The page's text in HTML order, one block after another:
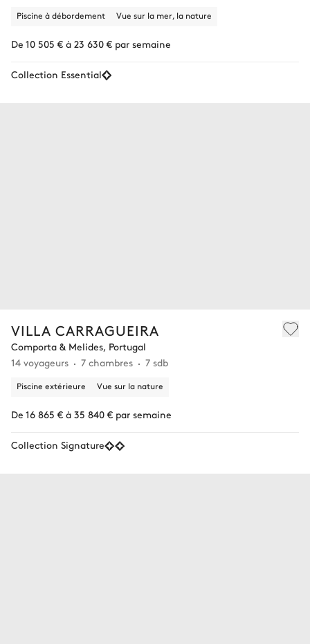
Piscine à débordement Vue sur la mer, la nature
De 10 505 € à 23 630 € par semaine
Collection Essential
VILLA CARRAGUEIRA
Comporta & Melides, Portugal
14 voyageurs
7 chambres 7 sdb
Piscine extérieure Vue sur la nature
De 16 865 € à 35 840 € par semaine
Collection Signature